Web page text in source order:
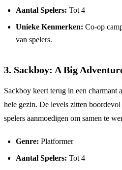
Aantal Spelers: Tot 4
Unieke Kenmerken: Co-op
van spelers.
3. Sackboy: A Big
Sackboy keert terug in een charmant
hele gezin. De levels zitten
spelers aanmoedigen om samen te
Genre: Platformer
Aantal Spelers: Tot 4